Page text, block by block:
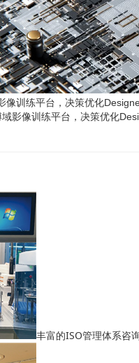
训练平台，决策优化
影像训练平台，决策优化
丰富的ISO管理体系咨